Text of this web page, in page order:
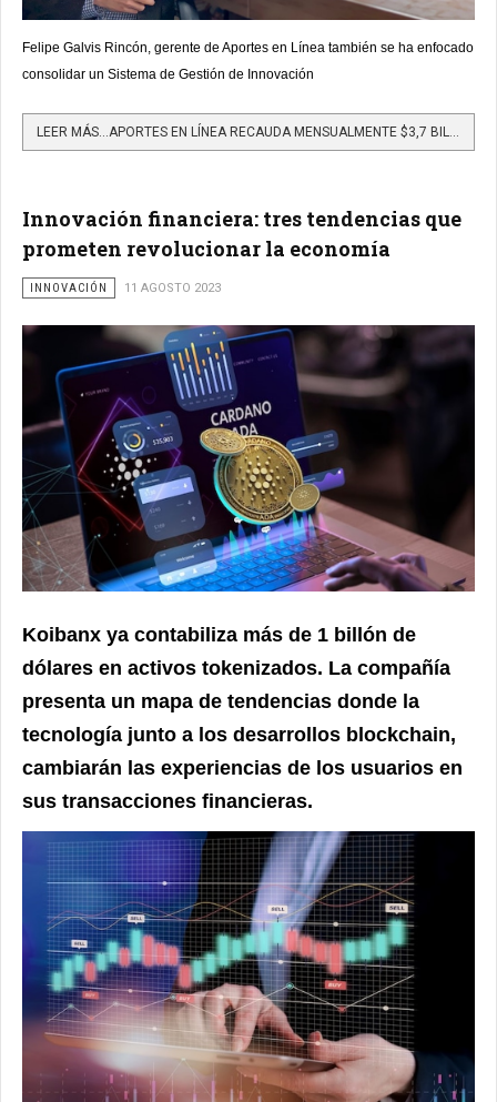
Felipe Galvis Rincón, gerente de Aportes en Línea también se ha enfocado
consolidar un Sistema de Gestión de Innovación
Innovación financiera: tres tendencias que
prometen revolucionar la economía
INNOVACIÓN 11 AGOSTO 2023
Koibanx ya contabiliza más de 1 billón de
dólares en activos tokenizados. La compañía
presenta un mapa de tendencias donde la
tecnología junto a los desarrollos blockchain,
cambiarán las experiencias de los usuarios en
sus transacciones financieras.